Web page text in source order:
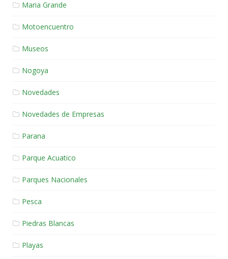
Maria Grande
Motoencuentro
Museos
Nogoya
Novedades
Novedades de Empresas
Parana
Parque Acuatico
Parques Nacionales
Pesca
Piedras Blancas
Playas